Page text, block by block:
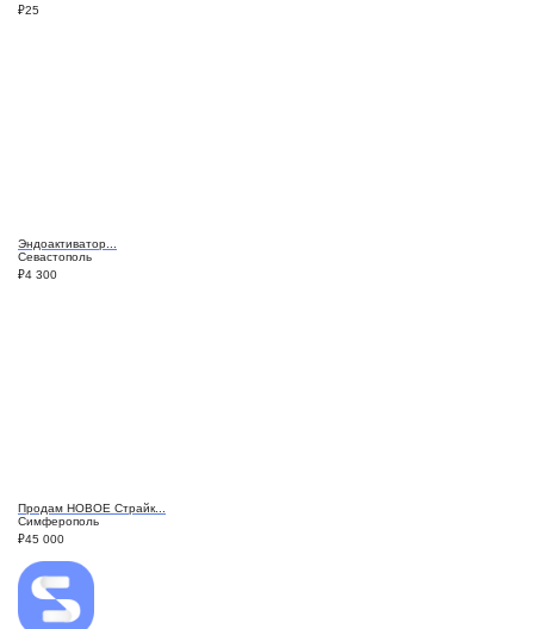
₽25
Эндоактиватор...
Севастополь
₽4 300
Продам НОВОЕ Страйк...
Симферополь
₽45 000